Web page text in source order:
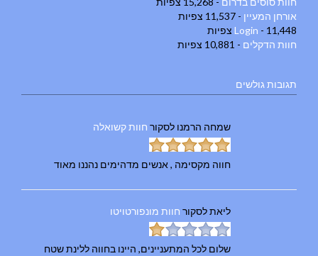
אורחן המעיין - 11,537 צפיות
Login - 11,448 צפיות
חוות הדקלים - 10,881 צפיות
תגובות גולשים
שמחה הרמנו לסקור חוות קשואלה
חווה מקסימה , אנשים מדהימים נהננו מאוד
ליאתלסקור חוות מונפורטויטו
שלום לכל המתעניינים, היינו בחווה ללינת שטח